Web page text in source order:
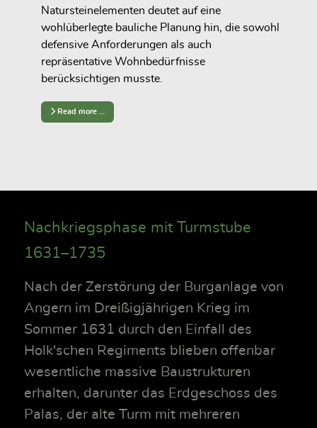
Natursteinelementen deutet auf eine
wohlüberlegte bauliche Planung hin, die sowohl
defensive Anforderungen als auch
repräsentative Wohnbedürfnisse
berücksichtigen musste.
Read more …
Nachkriegsphase mit Turmstube
1631–1735
Nach der Zerstörung der Burganlage von
Angern im Dreißigjährigen Krieg im
Sommer 1631 durch den Einfall des
Holk'schen Regiments blieben offenbar
wesentliche massive Baustrukturen
erhalten, darunter das Erdgeschoss des
Palas, der alte Turm mit mehreren